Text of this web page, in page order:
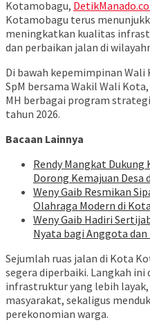
Kotamobagu,
Kotamobagu terus
meningkatkan kualitas
dan perbaikan jalan di
Di bawah kepemimpinan Wali
SpM bersama Wakil Wali
MH berbagai program
tahun 2026.
Bacaan Lainnya
Rendy Mangkat Dukung
Dorong Kemajuan Desa
Weny Gaib Resmikan
Olahraga Modern di
Weny Gaib Hadiri
Nyata bagi Anggota
Sejumlah ruas jalan di Kota
segera diperbaiki. Langkah
infrastruktur yang lebih layak,
masyarakat, sekaligus
perekonomian warga.